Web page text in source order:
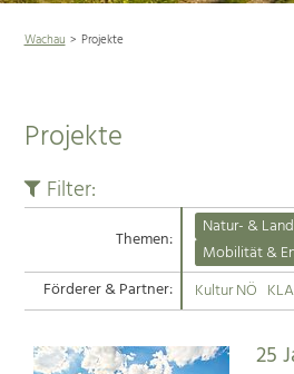
Wachau Projekte
Projekte
Filter:
Themen: Natur- &
Mobilität &
Förderer & Partner:
Kultur NÖ
25